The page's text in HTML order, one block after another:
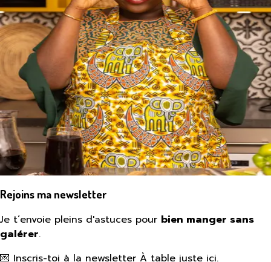
Rejoins ma newsletter
Je t’envoie pleins d'astuces pour bien manger sans
galérer.
💌 Inscris-toi à la newsletter À table juste ici.